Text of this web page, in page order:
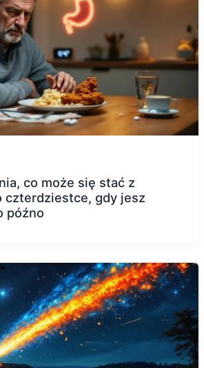
co może się stać z
czterdziestce, gdy jesz
późno